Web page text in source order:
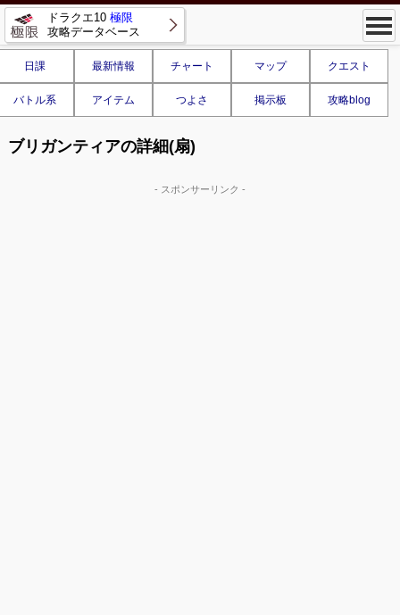
ドラクエ10 極限
攻略データベース
日課 最新情報 チャート マップ クエスト
バトル系 アイテム つよさ 掲示板 攻略blog
ブリガンティアの詳細(扇)
- スポンサーリンク -